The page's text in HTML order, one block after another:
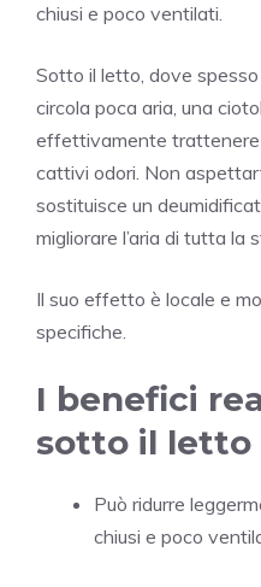
chiusi e poco ventilati.
Sotto il letto, dove
circola poca aria, una
effettivamente trattenere
cattivi odori. Non
sostituisce un
migliorare l’aria di tutta la
Il suo effetto è locale e
specifiche.
I benefici
sotto il letto
Può ridurre
chiusi e poco